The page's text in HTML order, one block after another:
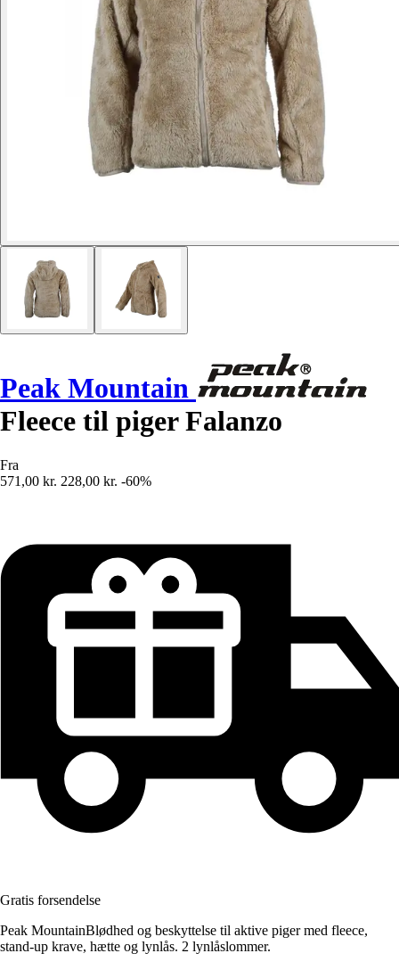
Peak Mountain
Fleece til piger Falanzo
Fra
571,00 kr. 228,00 kr. -60%
Gratis forsendelse
Peak MountainBlødhed og beskyttelse til aktive piger med fleece,
stand-up krave, hætte og lynlås. 2 lynlåslommer.